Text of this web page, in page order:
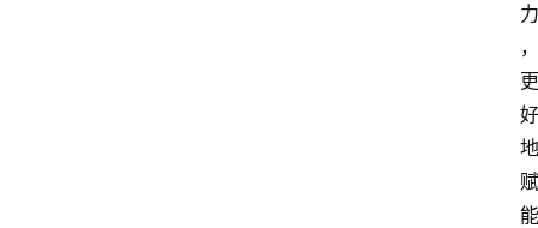
力
，
更
好
地
赋
能